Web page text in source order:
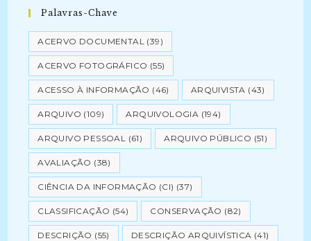
Palavras-Chave
ACERVO DOCUMENTAL (39)
ACERVO FOTOGRÁFICO (55)
ACESSO À INFORMAÇÃO (46) ARQUIVISTA (43)
ARQUIVO (109) ARQUIVOLOGIA (194)
ARQUIVO PESSOAL (61) ARQUIVO PÚBLICO (51)
AVALIAÇÃO (38)
CIÊNCIA DA INFORMAÇÃO (CI) (37)
CLASSIFICAÇÃO (54) CONSERVAÇÃO (82)
DESCRIÇÃO (55) DESCRIÇÃO ARQUIVÍSTICA (41)